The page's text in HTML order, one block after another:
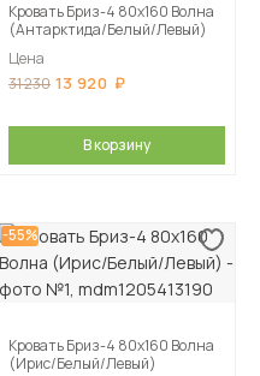
Кровать Бриз-4 80х160 Волна
(Антарктида/Белый/Левый)
Цена
31 230 13 920
В корзину
-55%
Кровать Бриз-4 80х160 Волна
(Ирис/Белый/Левый)